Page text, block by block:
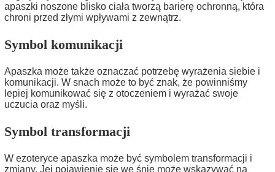
apaszki noszone blisko ciała tworzą barierę ochronną, która
chroni przed złymi wpływami z zewnątrz.
Symbol komunikacji
Apaszka może także oznaczać potrzebę wyrażenia siebie i
komunikacji. W snach może to być znak, że powinniśmy
lepiej komunikować się z otoczeniem i wyrażać swoje
uczucia oraz myśli.
Symbol transformacji
W ezoteryce apaszka może być symbolem transformacji i
zmiany. Jej pojawienie się we śnie może wskazywać na